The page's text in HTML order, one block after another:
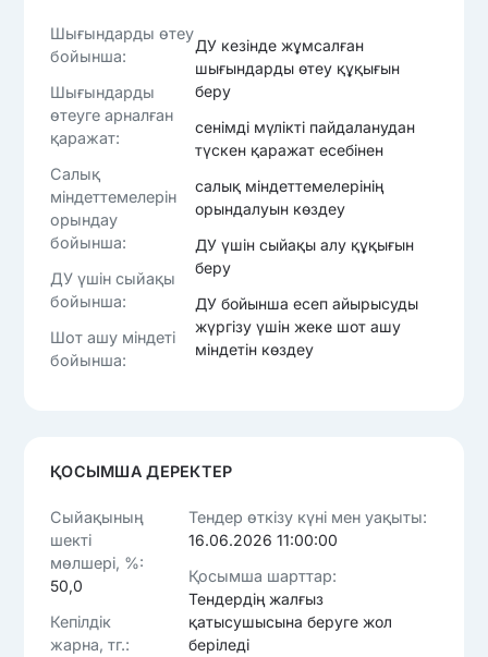
Шығындарды өтеу
бойынша:
Шығындарды
өтеуге арналған
қаражат:
Салық
міндеттемелерін
орындау
бойынша:
ДУ үшін сыйақы
бойынша:
Шот ашу міндеті
бойынша:
ДУ кезінде жұмсалған
шығындарды өтеу құқығын
беру
сенімді мүлікті пайдаланудан
түскен қаражат есебінен
салық міндеттемелерінің
орындалуын көздеу
ДУ үшін сыйақы алу құқығын
беру
ДУ бойынша есеп айырысуды
жүргізу үшін жеке шот ашу
міндетін көздеу
ҚОСЫМША ДЕРЕКТЕР
Сыйақының
шекті
мөлшері, %:
50,0
Кепілдік
жарна, тг.:
Тендер өткізу күні мен уақыты:
16.06.2026 11:00:00
Қосымша шарттар:
Тендердің жалғыз
қатысушысына беруге жол
беріледі